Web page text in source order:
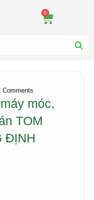
0
Comments
móc,
TOM
ĐỊNH